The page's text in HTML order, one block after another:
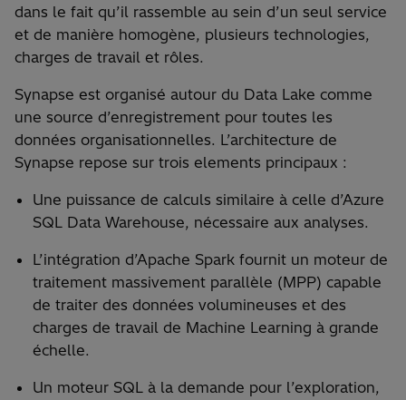
dans le fait qu’il rassemble au sein d’un seul service
et de manière homogène, plusieurs technologies,
charges de travail et rôles.
Synapse est organisé autour du Data Lake comme
une source d’enregistrement pour toutes les
données organisationnelles. L’architecture de
Synapse repose sur trois elements principaux :
Une puissance de calculs similaire à celle d’Azure
SQL Data Warehouse, nécessaire aux analyses.
L’intégration d’Apache Spark fournit un moteur de
traitement massivement parallèle (MPP) capable
de traiter des données volumineuses et des
charges de travail de Machine Learning à grande
échelle.
Un moteur SQL à la demande pour l’exploration,